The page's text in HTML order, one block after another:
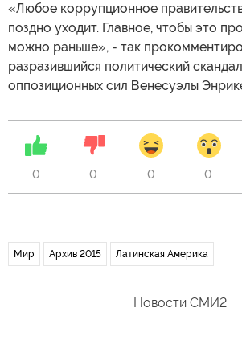
«Любое коррупционное
поздно уходит. Главное, чтобы это
можно раньше», - так
разразившийся политический
оппозиционных сил Венесуэлы
0 0 0 0
Мир Архив 2015 Латинская Америка
Новости СМИ2